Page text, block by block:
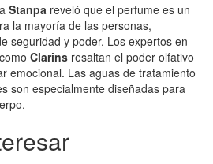
Stanpa reveló que el perfume es un
la mayoría de las personas,
seguridad y poder. Los expertos en
Clarins resaltan el poder olfativo
emocional. Las aguas de tratamiento
son especialmente diseñadas para